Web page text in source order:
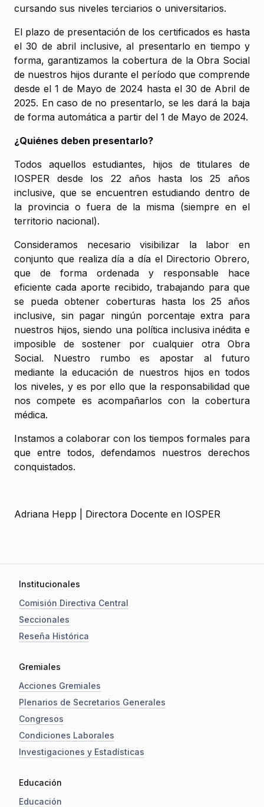
cursando sus niveles terciarios o universitarios.
El plazo de presentación de los certificados es hasta
el 30 de abril inclusive, al presentarlo en tiempo y
forma, garantizamos la cobertura de la Obra Social
de nuestros hijos durante el período que comprende
desde el 1 de Mayo de 2024 hasta el 30 de Abril de
2025. En caso de no presentarlo, se les dará la baja
de forma automática a partir del 1 de Mayo de 2024.
¿Quiénes deben presentarlo?
Todos aquellos estudiantes, hijos de titulares de
IOSPER desde los 22 años hasta los 25 años
inclusive, que se encuentren estudiando dentro de
la provincia o fuera de la misma (siempre en el
territorio nacional).
Consideramos necesario visibilizar la labor en
conjunto que realiza día a día el Directorio Obrero,
que de forma ordenada y responsable hace
eficiente cada aporte recibido, trabajando para que
se pueda obtener coberturas hasta los 25 años
inclusive, sin pagar ningún porcentaje extra para
nuestros hijos, siendo una política inclusiva inédita e
imposible de sostener por cualquier otra Obra
Social. Nuestro rumbo es apostar al futuro
mediante la educación de nuestros hijos en todos
los niveles, y es por ello que la responsabilidad que
nos compete es acompañarlos con la cobertura
médica.
Instamos a colaborar con los tiempos formales para
que entre todos, defendamos nuestros derechos
conquistados.
Adriana Hepp | Directora Docente en IOSPER
Institucionales
Comisión Directiva Central
Seccionales
Reseña Histórica
Gremiales
Acciones Gremiales
Plenarios de Secretarios Generales
Congresos
Condiciones Laborales
Investigaciones y Estadísticas
Educación
Educación